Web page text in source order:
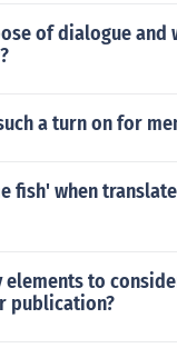
of dialogue and
a turn on for
fish' when
elements to
publication?